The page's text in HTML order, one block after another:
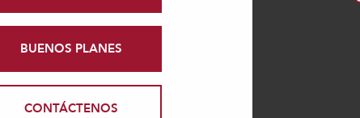
BUENOS PLANES
CONTÁCTENOS